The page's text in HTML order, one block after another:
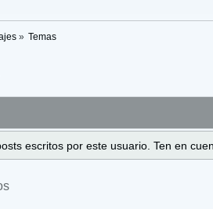
» Temas
escritos por este usuario. Ten en